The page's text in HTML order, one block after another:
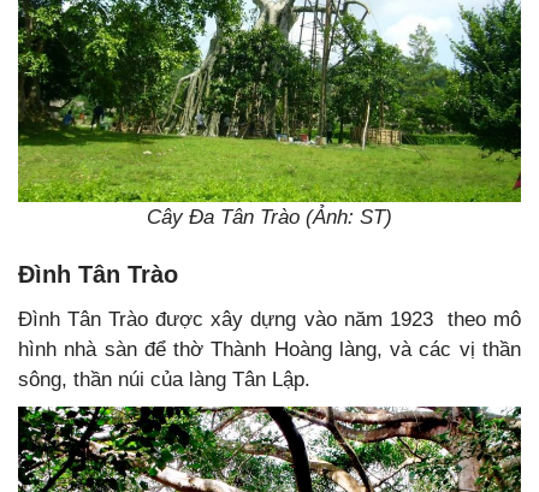
Cây Đa Tân Trào (Ảnh: ST)
Đình Tân Trào
Đình Tân Trào được xây dựng vào năm 1923 theo mô
hình nhà sàn để thờ Thành Hoàng làng, và các vị thần
sông, thần núi của làng Tân Lập.